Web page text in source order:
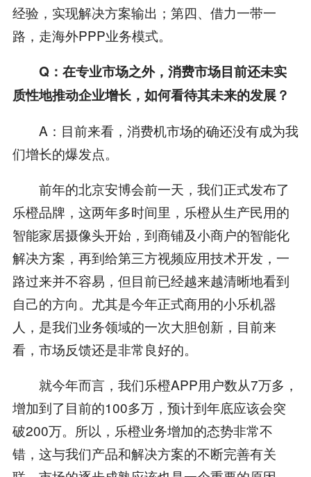
经验，实现解决方案输出；第四、借力一带一
路，走海外PPP业务模式。
Q：在专业市场之外，消费市场目前还未实
质性地推动企业增长，如何看待其未来的发展？
A：目前来看，消费机市场的确还没有成为我
们增长的爆发点。
前年的北京安博会前一天，我们正式发布了
乐橙品牌，这两年多时间里，乐橙从生产民用的
智能家居摄像头开始，到商铺及小商户的智能化
解决方案，再到给第三方视频应用技术开发，一
路过来并不容易，但目前已经越来越清晰地看到
自己的方向。尤其是今年正式商用的小乐机器
人，是我们业务领域的一次大胆创新，目前来
看，市场反馈还是非常良好的。
就今年而言，我们乐橙APP用户数从7万多，
增加到了目前的100多万，预计到年底应该会突
破200万。所以，乐橙业务增加的态势非常不
错，这与我们产品和解决方案的不断完善有关